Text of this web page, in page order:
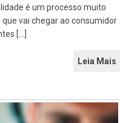
é um processo muito
vai chegar ao consumidor
[…]
Leia Mais